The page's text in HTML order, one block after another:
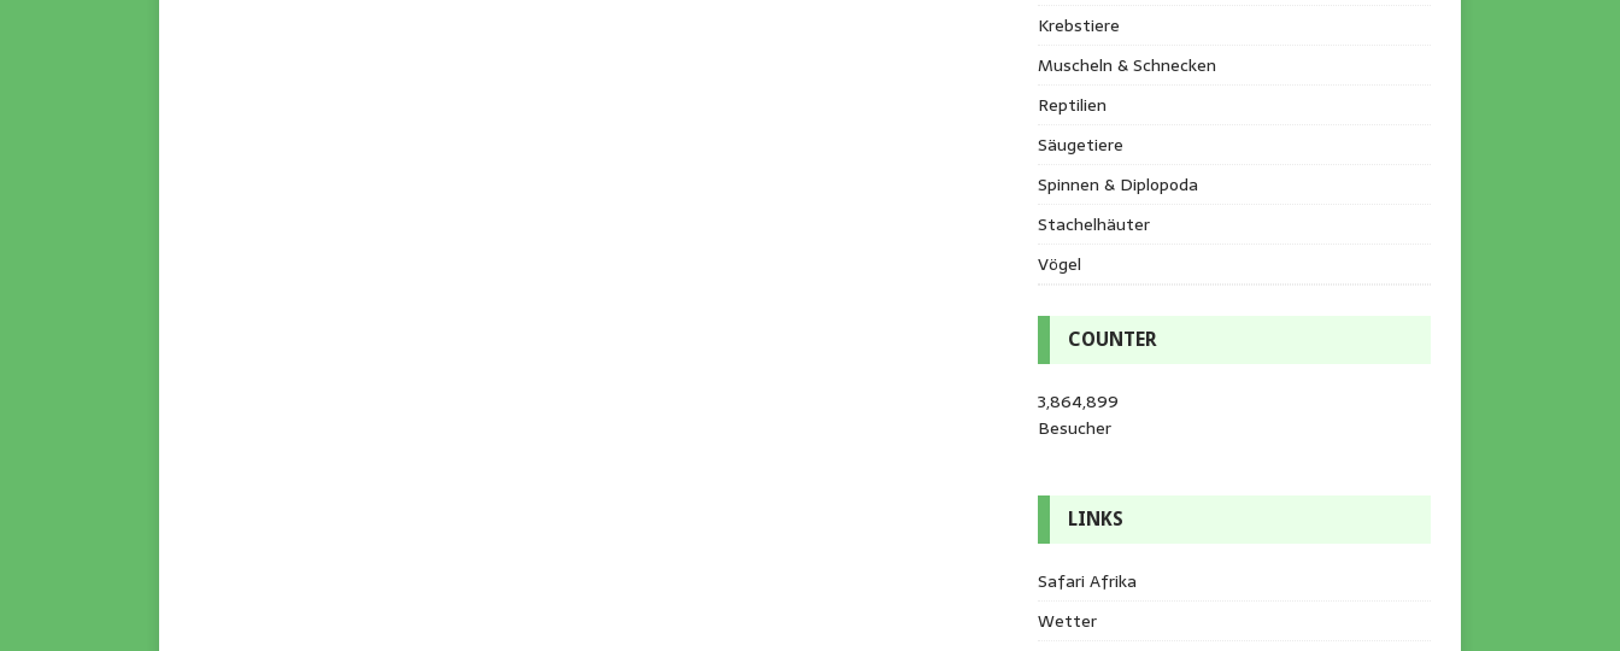
Krebstiere
Muscheln & Schnecken
Reptilien
Säugetiere
Spinnen & Diplopoda
Stachelhäuter
Vögel
COUNTER
3,864,899
Besucher
LINKS
Safari Afrika
Wetter